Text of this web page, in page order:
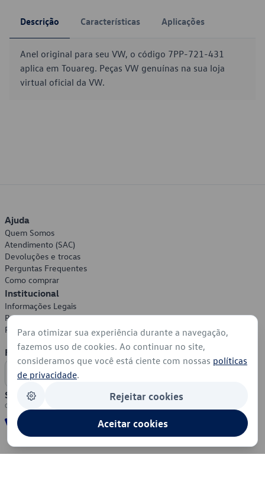
Descrição Características Aplicações
Anel original para seu VW, o código 7PP-721-431
aplica em Touareg. Peças VW genuínas na sua loja
virtual oficial da VW.
Ajuda
Quem Somos
Atendimento (SAC)
Devoluções e trocas
Perguntas Frequentes
Como comprar
Institucional
Informações Legais
Política de Privacidade
Política de Cookies
Formas de Pagamento
Segurança
Para otimizar sua experiência durante a navegação,
fazemos uso de cookies. Ao continuar no site,
consideramos que você está ciente com nossas políticas
de privacidade.
Rejeitar cookies
Aceitar cookies